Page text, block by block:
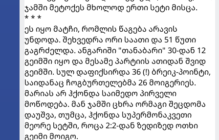
ჯამში მეტოქეს მხოლოდ ერთი სეტი მისცა.
* * *
ეს იყო მატჩი, რომლის წაგება არავის
უნდოდა. შეხვედრა ორი საათი და 51 წუთი
გაგრძელდა. ანგარიში "თანაბარი" 30-დან 12
გეიმში იყო და მესამე პარტიის ათიდან შვიდ
გეიმში. სულ დაფიქსირდა 36 (!) ბრეიკ-პოინტი,
საიდანაც ჩოგბურთელებმა 26 მოიგერიეს.
მარიას არ ჰქონდა საიმედო პირველი
მოწოდება. მან ჯამში ცხრა ორმაგი შეცდომა
დაუშვა, თუმცა, ჰქონდა სუპერმონაკვეთი
მეორე სეტში, როცა 2:2-დან ზედიზედ ოთხი
გეიმი მოიგო.